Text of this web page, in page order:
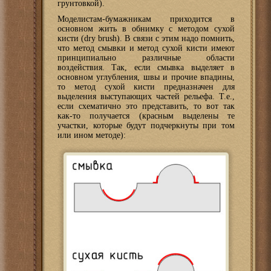
грунтовкой).
Моделистам-бумажникам приходится в
основном жить в обнимку с методом сухой
кисти (dry brush). В связи с этим надо помнить,
что метод смывки и метод сухой кисти имеют
принципиально различные области
воздействия. Так, если смывка выделяет в
основном углубления, швы и прочие впадины,
то метод сухой кисти предназначен для
выделения выступающих частей рельефа. Т.е.,
если схематично это представить, то вот так
как-то получается (красным выделены те
участки, которые будут подчеркнуты при том
или ином методе):